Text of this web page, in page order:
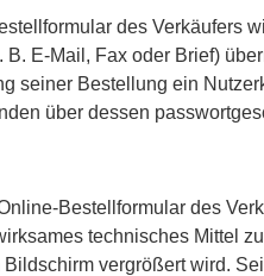
des Verkäufers
E-Mail, Fax oder Brief)
seiner Bestellung ein
über dessen
Bestellformular des
technisches Mittel
vergrößert wird.